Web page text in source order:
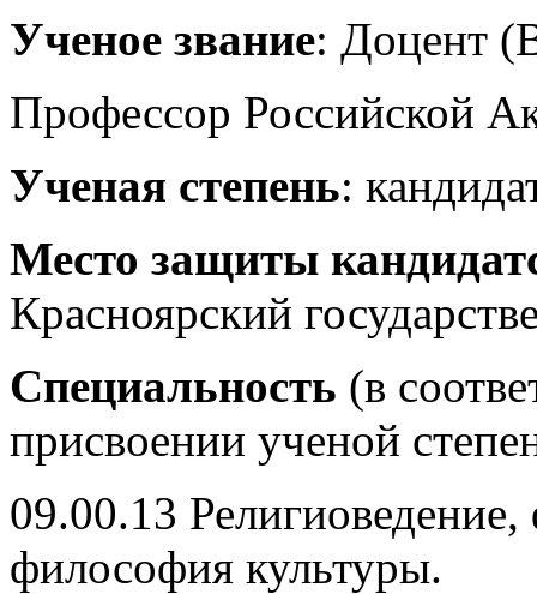
Ученое звание: Доцент
Профессор Российской
Ученая степень:
Место защиты
Красноярский
Специальность (в
присвоении ученой
09.00.13
философия культуры.